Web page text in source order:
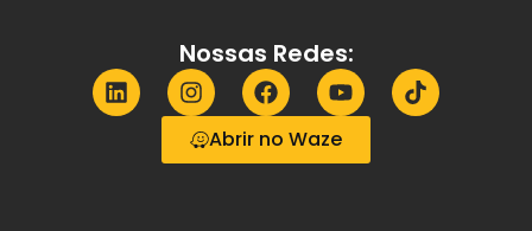
Nossas Redes:
Abrir no Waze